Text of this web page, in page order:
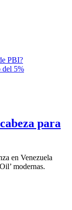
para
en Venezuela
modernas.